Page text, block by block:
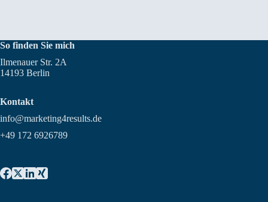
So finden Sie mich
Ilmenauer Str. 2A
14193 Berlin
Kontakt
info@marketing4results.de
+49 172 6926789